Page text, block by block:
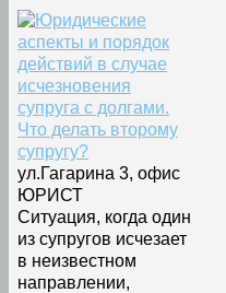
ул.Гагарина 3, офис
ЮРИСТ
Ситуация, когда один
из супругов исчезает
в неизвестном
направлении,